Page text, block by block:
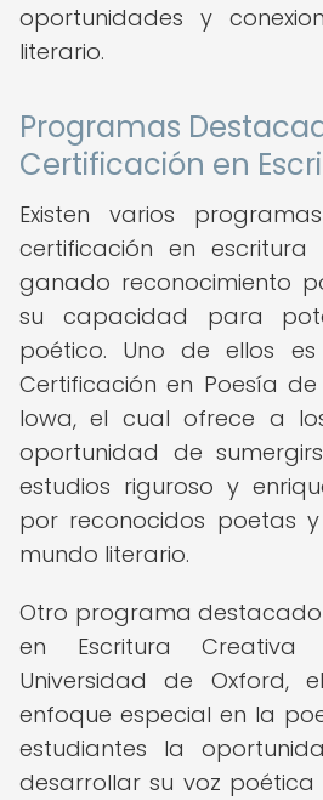
oportunidades y
literario.
Programas
Certificación en
Existen varios
certificación en
ganado reconocimiento
su capacidad para
poético. Uno de ellos
Certificación en Poesía
Iowa, el cual ofrece a
oportunidad de
estudios riguroso y
por reconocidos poetas
mundo literario.
Otro programa
en Escritura
Universidad de Oxford,
enfoque especial en la
estudiantes la
desarrollar su voz